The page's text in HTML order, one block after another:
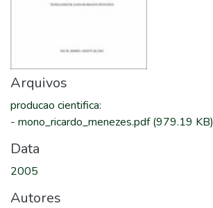
Arquivos
producao cientifica:
- mono_ricardo_menezes.pdf(979.19 KB)
Data
2005
Autores